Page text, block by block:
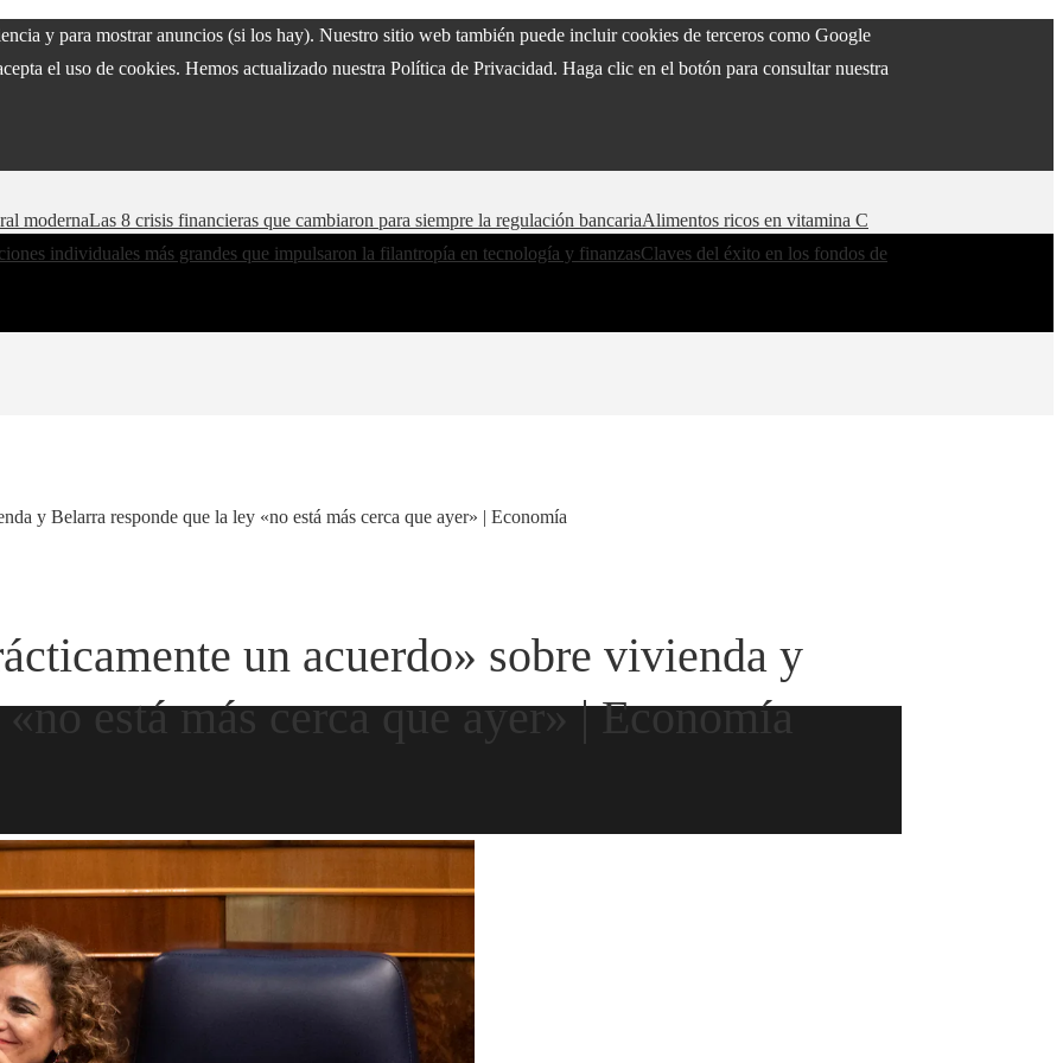
y para mostrar anuncios (si los hay). Nuestro sitio web también puede incluir cookies de terceros como Google
el uso de cookies. Hemos actualizado nuestra Política de Privacidad. Haga clic en el botón para consultar nuestra
modernaLas 8 crisis financieras que cambiaron para siempre la regulación bancariaAlimentos ricos en vitamina C
individuales más grandes que impulsaron la filantropía en tecnología y finanzasClaves del éxito en los fondos de
y Belarra responde que la ley «no está más cerca que ayer» | Economía
un acuerdo» sobre vivienda y
está más cerca que ayer» | Economía